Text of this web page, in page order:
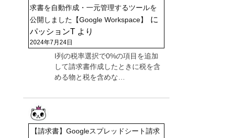
求書を自動作成・一元管理するツールを
公開しました【Google Workspace】
に
パッションT より
2024年7月24日
I列の税率選択で0%の項目を追加
して請求書作成したときに税を含
める物と税を含めな…
【請求書】Googleスプレッドシート請求